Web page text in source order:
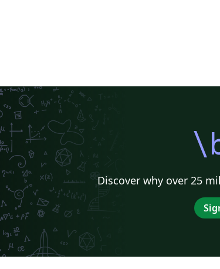
Discover why over 25